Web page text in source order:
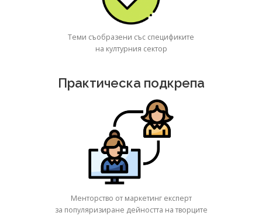
Теми съобразени със спецификите
на културния сектор
Практическа подкрепа
Менторство от маркетинг експерт
за популяризиране дейността на творците